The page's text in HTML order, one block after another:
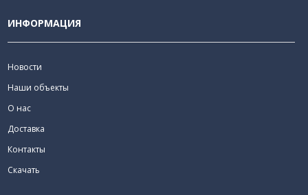
ИНФОРМАЦИЯ
Новости
Наши объекты
О нас
Доставка
Контакты
Скачать